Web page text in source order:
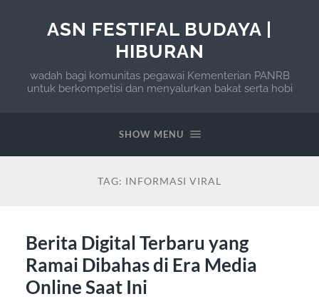
ASN FESTIFAL BUDAYA |
HIBURAN
wadah bagi komunitas pegawai Kementerian PANRB
untuk berkompetisi dan menyalurkan bakat serta hobi
SHOW MENU
TAG: INFORMASI VIRAL
Berita Digital Terbaru yang
Ramai Dibahas di Era Media
Online Saat Ini